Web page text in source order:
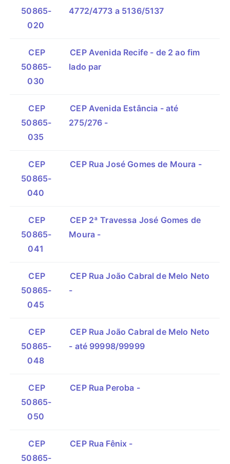
50865-
020
4772/4773 a 5136/5137
CEP
50865-
030
CEP Avenida Recife - de 2 ao fim
lado par
CEP
50865-
035
CEP Avenida Estância - até
275/276 -
CEP
50865-
040
CEP Rua José Gomes de Moura -
CEP
50865-
041
CEP 2ª Travessa José Gomes de
Moura -
CEP
50865-
045
CEP Rua João Cabral de Melo Neto
-
CEP
50865-
048
CEP Rua João Cabral de Melo Neto
- até 99998/99999
CEP
50865-
050
CEP Rua Peroba -
CEP
50865-
CEP Rua Fênix -